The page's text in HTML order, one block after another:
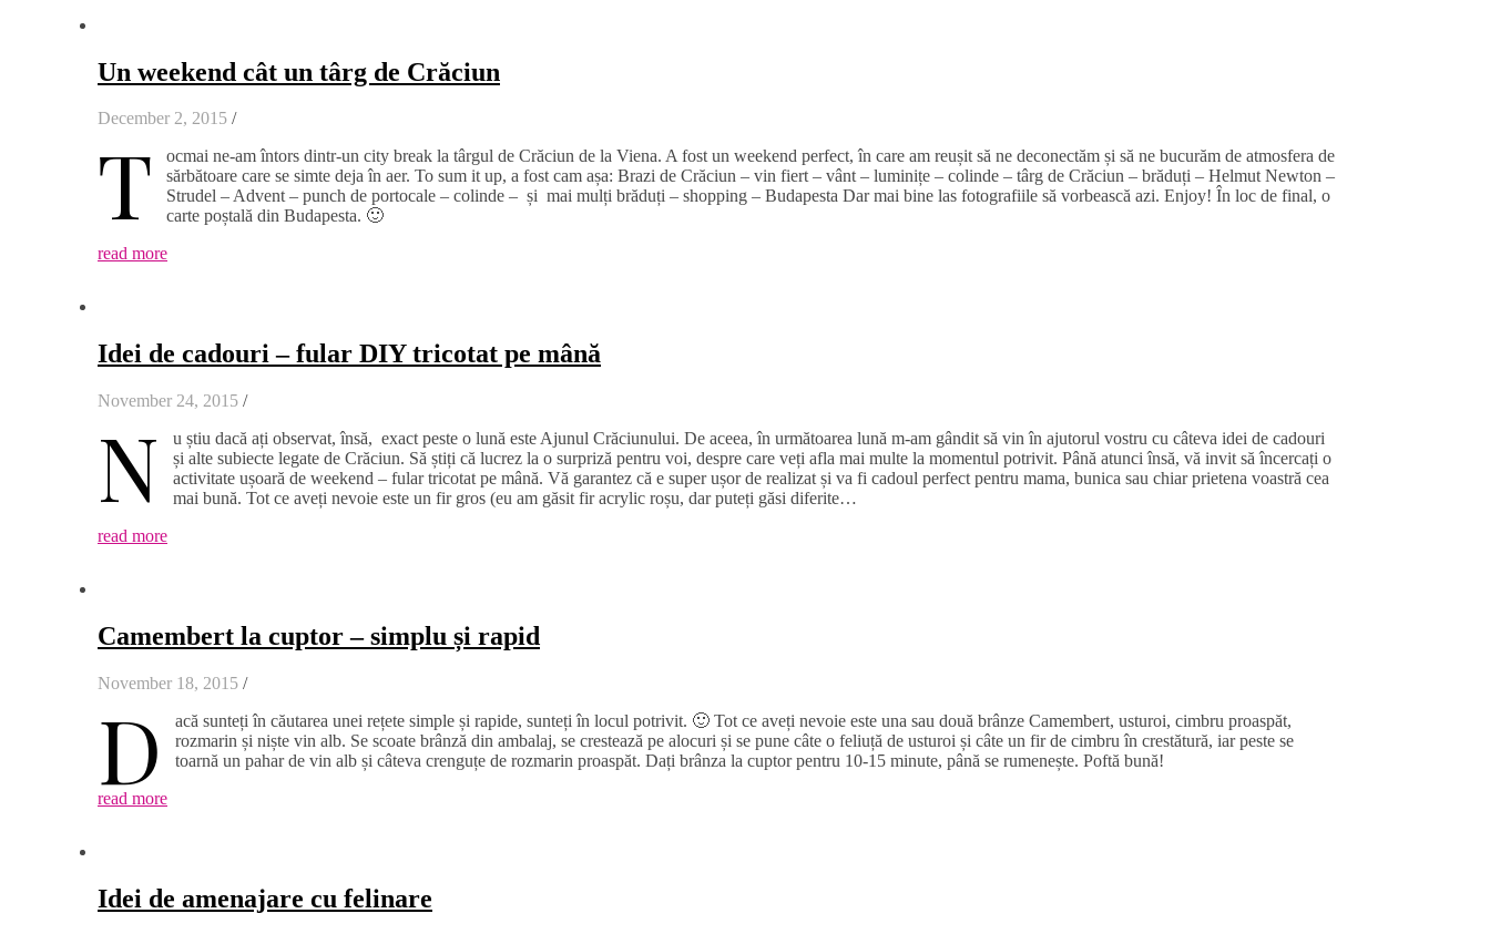
Un weekend cât un târg de Crăciun
December 2, 2015 /
T
ocmai ne-am întors dintr-un city break la târgul de Crăciun de la Viena. A fost un weekend perfect, în care am reușit să ne deconectăm și să ne bucurăm de atmosfera de
sărbătoare care se simte deja în aer. To sum it up, a fost cam așa: Brazi de Crăciun – vin fiert – vânt – luminițe – colinde – târg de Crăciun – brăduți – Helmut Newton –
Strudel – Advent – punch de portocale – colinde – și mai mulți brăduți – shopping – Budapesta Dar mai bine las fotografiile să vorbească azi. Enjoy! În loc de final, o
carte poștală din Budapesta. 🙂
read more
Idei de cadouri – fular DIY tricotat pe mână
November 24, 2015 /
N
u știu dacă ați observat, însă, exact peste o lună este Ajunul Crăciunului. De aceea, în următoarea lună m-am gândit să vin în ajutorul vostru cu câteva idei de cadouri
și alte subiecte legate de Crăciun. Să știți că lucrez la o surpriză pentru voi, despre care veți afla mai multe la momentul potrivit. Până atunci însă, vă invit să încercați o
activitate ușoară de weekend – fular tricotat pe mână. Vă garantez că e super ușor de realizat și va fi cadoul perfect pentru mama, bunica sau chiar prietena voastră cea
mai bună. Tot ce aveți nevoie este un fir gros (eu am găsit fir acrylic roșu, dar puteți găsi diferite…
read more
Camembert la cuptor – simplu și rapid
November 18, 2015 /
D
acă sunteți în căutarea unei rețete simple și rapide, sunteți în locul potrivit. 🙂 Tot ce aveți nevoie este una sau două brânze Camembert, usturoi, cimbru proaspăt,
rozmarin și niște vin alb. Se scoate brânză din ambalaj, se crestează pe alocuri și se pune câte o feliuță de usturoi și câte un fir de cimbru în crestătură, iar peste se
toarnă un pahar de vin alb și câteva crenguțe de rozmarin proaspăt. Dați brânza la cuptor pentru 10-15 minute, până se rumenește. Poftă bună!
read more
Idei de amenajare cu felinare